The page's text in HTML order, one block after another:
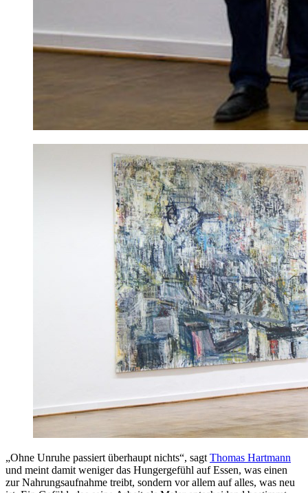
„Ohne Unruhe passiert überhaupt nichts“, sagt Thomas Hartmann
und meint damit weniger das Hungergefühl auf Essen, was einen
zur Nahrungsaufnahme treibt, sondern vor allem auf alles, was neu